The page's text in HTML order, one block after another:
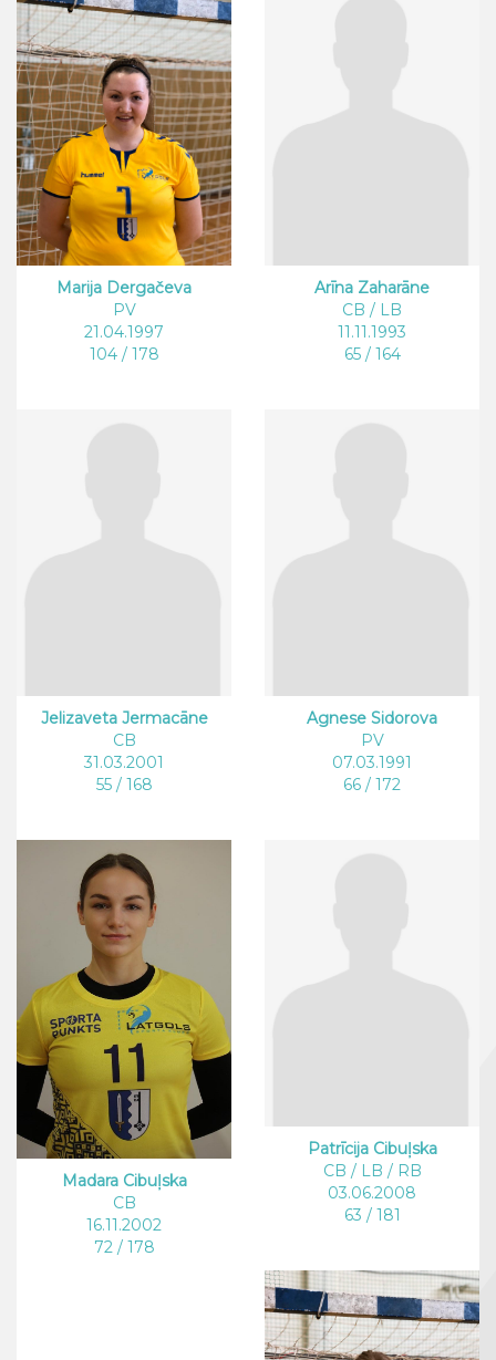
Marija Dergačeva
PV
21.04.1997
104 / 178
Arīna Zaharāne
CB / LB
11.11.1993
65 / 164
Jelizaveta Jermacāne
CB
31.03.2001
55 / 168
Agnese Sidorova
PV
07.03.1991
66 / 172
Madara Cibuļska
CB
16.11.2002
72 / 178
Patrīcija Cibuļska
CB / LB / RB
03.06.2008
63 / 181